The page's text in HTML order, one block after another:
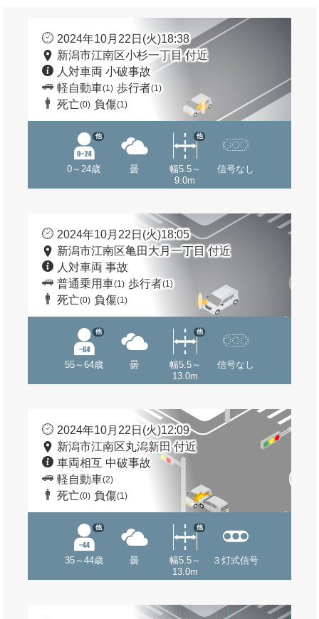
2024年10月22日(火)18:38
新潟市江南区小杉一丁目 付近
人対車両 小破事故
軽自動車(1) 歩行者(1)
死亡(0) 負傷(1)
0～24歳
他
曇
幅5.5～
9.0m
他
信号なし
2024年10月22日(火)18:05
新潟市江南区亀田大月一丁目 付近
人対車両 事故
普通乗用車(1) 歩行者(1)
死亡(0) 負傷(1)
55～64歳
他
曇
幅5.5～
13.0m
他
信号なし
2024年10月22日(火)12:09
新潟市江南区丸潟新田 付近
車両相互 中破事故
軽自動車(2)
死亡(0) 負傷(1)
35～44歳
他
曇
幅5.5～
13.0m
他
３灯式信号